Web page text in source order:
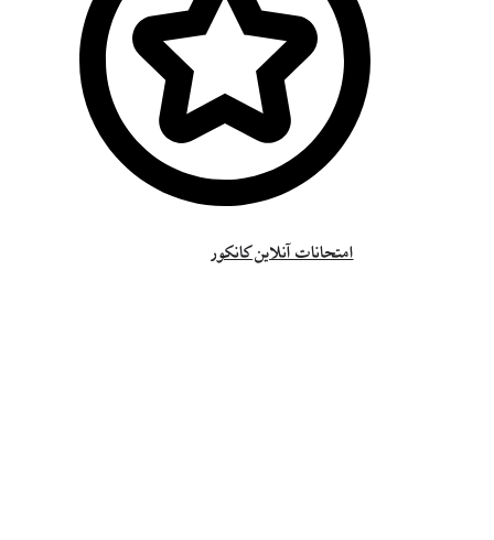
امتحانات آنلاین کانکورنتایج دانش آموزان